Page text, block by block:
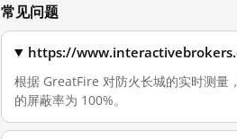
常见问题
https://
根据 GreatFire 对防火长城的实时测
的屏蔽率为 100%。